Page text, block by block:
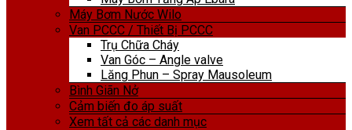
Máy Bơm Nước Wilo
Van PCCC / Thiết Bị PCCC
Trụ Chữa Cháy
Van Góc – Angle valve
Lăng Phun – Spray Mausoleum
Bình Giãn Nở
Cảm biến đo áp suất
Xem tất cả các danh mục